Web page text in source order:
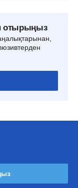
отырыңыз